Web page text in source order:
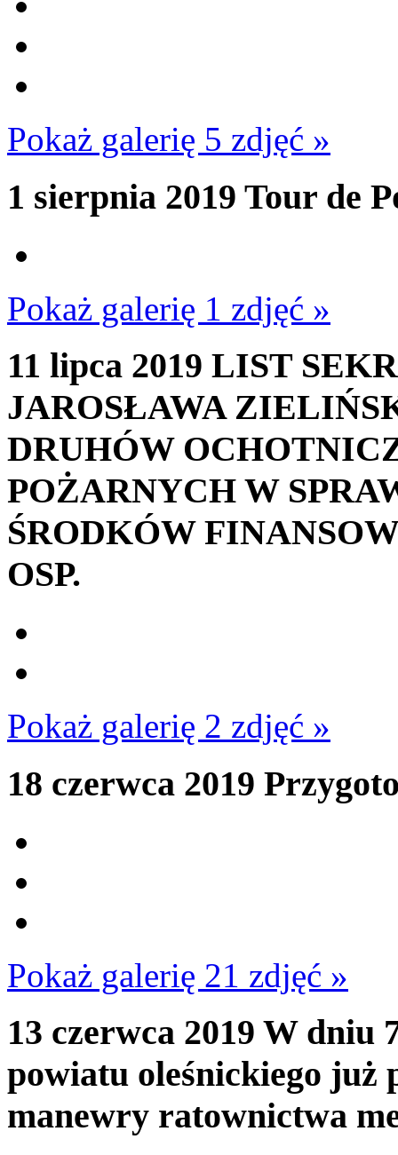
Pokaż galerię 5 zdjęć »
1 sierpnia 2019 Tour de
Pokaż galerię 1 zdjęć »
11 lipca 2019 LIST
JAROSŁAWA
DRUHÓW
POŻARNYCH W
ŚRODKÓW
OSP.
Pokaż galerię 2 zdjęć »
18 czerwca 2019
Pokaż galerię 21 zdjęć »
13 czerwca 2019 W dniu
powiatu oleśnickiego już
manewry ratownictwa